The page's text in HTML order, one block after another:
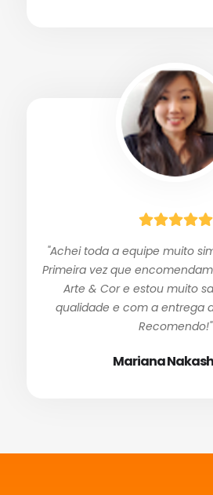
"Achei toda a equipe muito
Primeira vez que
Arte & Cor e estou muito
qualidade e com a entrega
Recomendo!"
Mariana